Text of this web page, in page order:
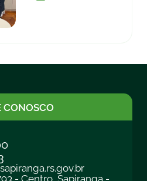
CONOSCO
- Centro, Sapiranga -